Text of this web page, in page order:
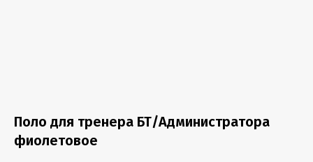
Поло для тренера БТ/Администратора
фиолетовое